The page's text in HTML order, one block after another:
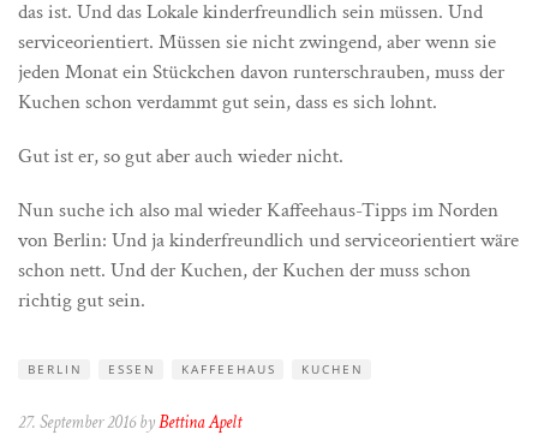
das ist. Und das Lokale kinderfreundlich sein müssen. Und
serviceorientiert. Müssen sie nicht zwingend, aber wenn sie
jeden Monat ein Stückchen davon runterschrauben, muss der
Kuchen schon verdammt gut sein, dass es sich lohnt.
Gut ist er, so gut aber auch wieder nicht.
Nun suche ich also mal wieder Kaffeehaus-Tipps im Norden
von Berlin: Und ja kinderfreundlich und serviceorientiert wäre
schon nett. Und der Kuchen, der Kuchen der muss schon
richtig gut sein.
BERLIN ESSEN KAFFEEHAUS KUCHEN
27. September 2016 byBettina Apelt